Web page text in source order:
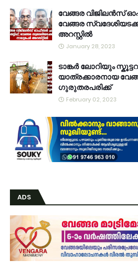
വേങ്ങര വിജിലൻസ്
വേങ്ങര
അറസ്റ്റിൽ
January 28, 2023
ടാങ്കർ ലോറിയും
യാത്രക്കാരനായ
ഗുരുതരപരിക്ക്
February 02, 2023
ADS